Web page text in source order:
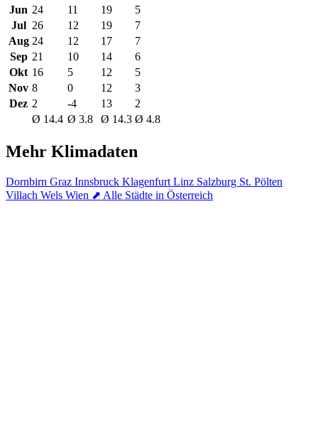
Jun 24 11 19
5
Jul 26 12 19
7
Aug 24 12 17
7
Sep 21 10 14
6
Okt 16 5 12
5
Nov 8 0 12
3
Dez 2 -4 13
2
Ø 14.4 Ø 3.8 Ø 14.3 Ø 4.8
Mehr Klimadaten
Dornbirn Graz Innsbruck Klagenfurt Linz Salzburg St. Pölten
Villach Wels Wien ⬈ Alle Städte in Österreich